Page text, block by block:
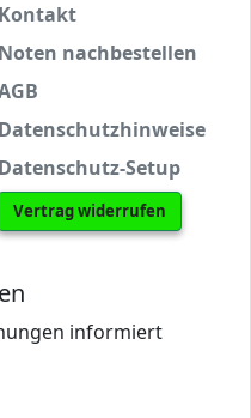
Kontakt
Noten nachbestellen
Datenschutzhinweise
Datenschutz-Setup
Vertrag widerrufen
informiert